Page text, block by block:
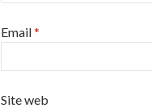
Email*
Site web